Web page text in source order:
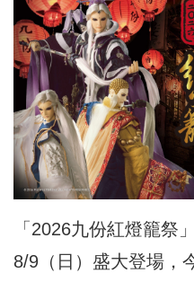
「2026九份紅燈籠祭
8/9（日）盛大登場，